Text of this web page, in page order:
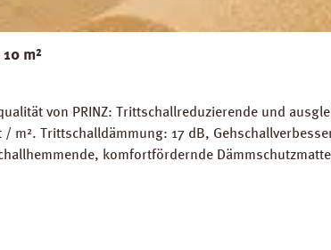
m²
von PRINZ: Trittschallreduzierende und
Trittschalldämmung: 17 dB,
komfortfördernde
Spanplatten, Dielenbolen etc. wird durch die